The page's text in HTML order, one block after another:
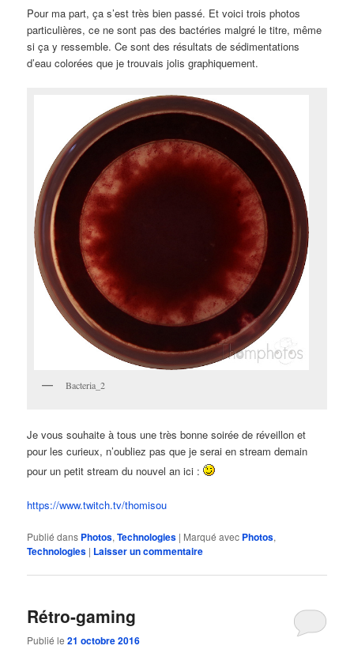
Pour ma part, ça s’est très bien passé. Et voici trois photos
particulières, ce ne sont pas des bactéries malgré le titre, même
si ça y ressemble. Ce sont des résultats de sédimentations
d’eau colorées que je trouvais jolis graphiquement.
Bacteria_2
Je vous souhaite à tous une très bonne soirée de réveillon et
pour les curieux, n’oubliez pas que je serai en stream demain
pour un petit stream du nouvel an ici :
https://www.twitch.tv/thomisou
Publié dans Photos,Technologies | Marqué avec Photos,
Technologies | Laisser un commentaire
Rétro-gaming
Publié le21 octobre 2016